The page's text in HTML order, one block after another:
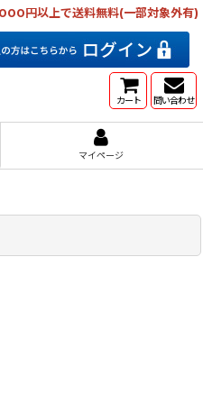
円以上で送料無料(一部対象外有)
カート 問い合わせ
マイページ